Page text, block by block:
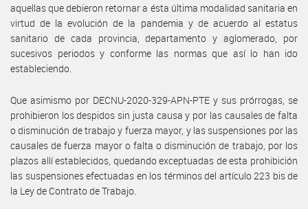
aquellas que debieron retornar a ésta última modalidad sanitaria en
virtud de la evolución de la pandemia y de acuerdo al estatus
sanitario de cada provincia, departamento y aglomerado, por
sucesivos periodos y conforme las normas que así lo han ido
estableciendo.
Que asimismo por DECNU-2020-329-APN-PTE y sus prórrogas, se
prohibieron los despidos sin justa causa y por las causales de falta
o disminución de trabajo y fuerza mayor, y las suspensiones por las
causales de fuerza mayor o falta o disminución de trabajo, por los
plazos allí establecidos, quedando exceptuadas de esta prohibición
las suspensiones efectuadas en los términos del artículo 223 bis de
la Ley de Contrato de Trabajo.